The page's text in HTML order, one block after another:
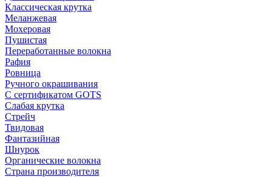
Классическая крутка
Меланжевая
Мохеровая
Пушистая
Переработанные волокна
Рафия
Ровница
Ручного окрашивания
С сертификатом GOTS
Слабая крутка
Стрейч
Твидовая
Фантазийная
Шнурок
Органические волокна
Страна производителя